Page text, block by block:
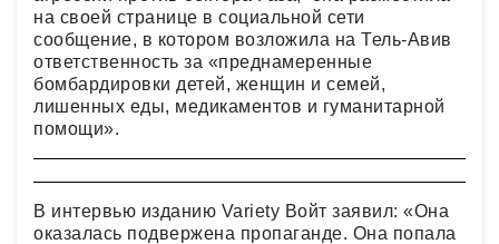
на своей странице в социальной сети
сообщение, в котором возложила на Тель-Авив
ответственность за «преднамеренные
бомбардировки детей, женщин и семей,
лишенных еды, медикаментов и гуманитарной
помощи».
В интервью изданию Variety Войт заявил: «Она
оказалась подвержена пропаганде. Она попала